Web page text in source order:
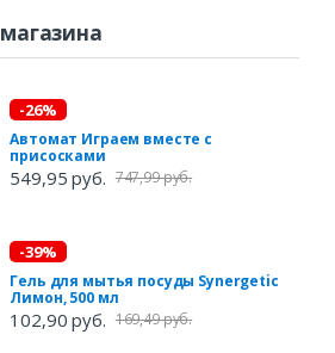
-26%
Автомат Играем вместе с
присосками
549,95 руб. 747,99 руб.
-39%
Гель для мытья посуды Synergetic
Лимон, 500 мл
102,90 руб. 169,49 руб.